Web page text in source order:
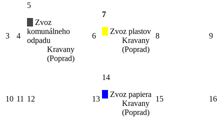
3 4
5
Zvoz
komunálneho
odpadu
Kravany
(Poprad)
6
7
Zvoz plastov
Kravany
(Poprad)
8 9
10 11 12 13
14
Zvoz papiera
Kravany
(Poprad)
15 16